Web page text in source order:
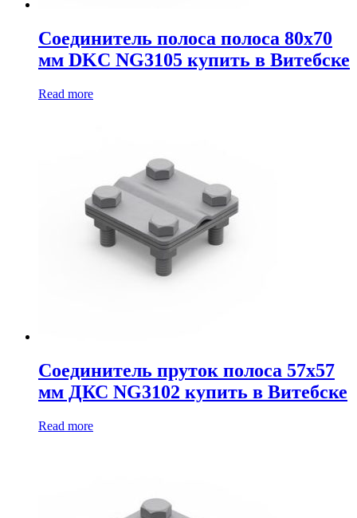
Соединитель полоса полоса 80х70
мм DKC NG3105 купить в Витебске
Read more
Соединитель пруток полоса 57х57
мм ДКС NG3102 купить в Витебске
Read more